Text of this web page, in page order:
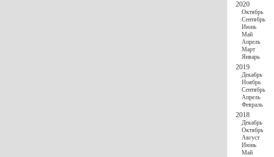
2020
Октябрь
Сентябрь
Июнь
Май
Апрель
Март
Январь
2019
Декабрь
Ноябрь
Сентябрь
Апрель
Февраль
2018
Декабрь
Октябрь
Август
Июнь
Май